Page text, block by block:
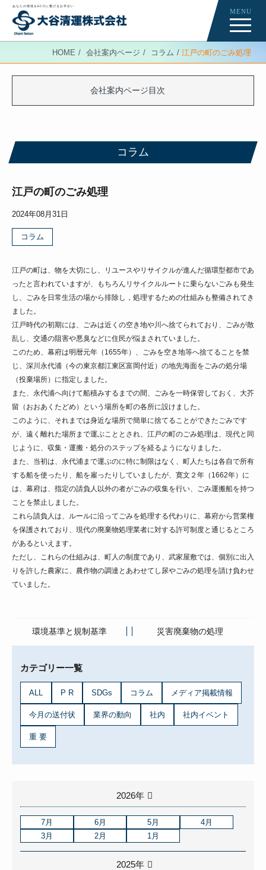
あなたの環境をECOに繋げるお手伝い
MENU
会社案内ページ
News
コラム
Re-Creation HOME 会社案内ページ コラム 江戸の町のごみ処理
会社案内ページ目次
コラム
江戸の町のごみ処理
2024年08月31日
コラム
江戸の町は、物を大切にし、リユースやリサイクルが進んだ循環型都市であ
ったと言われていますが、もちろんリサイクルルートに乗らないごみも発生
し、ごみを日常生活の場から排除し，処理するための仕組みも整備されてき
ました。
江戸時代の初期には、ごみは近くの空き地や川へ捨てられており、ごみが散
乱し、交通の阻害や悪臭などに住民が悩まされていました。
このため、幕府は明暦元年（1655年）、ごみを空き地等へ捨てることを禁
じ、深川永代浦（今の東京都江東区富岡付近）の地先海面をごみの処分場
（投棄場所）に指定しました。
また、永代浦へ向けて船積みするまでの間、ごみを一時保管しておく、大芥
留（おおあくたどめ）という場所を町の各所に設けました。
このように、それまでは身近な場所で簡単に捨てることができたごみです
が、遠く離れた場所まで運ぶこととされ、江戸の町のごみ処理は、現代と同
じように、収集・運搬・処分のステップを経るようになりました。
また、当初は、永代浦まで運ぶのに特に制限はなく、町人たちは各自で所有
する船を使ったり、船を雇ったりしていましたが、寛文２年（1662年）に
は、幕府は、指定の請負人以外の者がごみの収集を行い、ごみ運搬船を持つ
ことを禁止しました。
これら請負人は、ルールに沿ってごみを処理する代わりに、幕府から営業権
を保護されており、現代の廃棄物処理業者に対する許可制度と通じるところ
があるといえます。
ただし、これらの仕組みは、町人の制度であり、武家屋敷では、個別に出入
りを許した農家に、農作物の調達とあわせてし尿やごみの処理を請け負わせ
ていました。
環境基準と規制基準 災害廃棄物の処理
カテゴリー一覧
ALL P R SDGs コラム メディア掲載情報
今月の送付状 業界の動向 社内 社内イベント
重 要
2026年
7月 6月 5月
4月
3月
2月 1月
2025年